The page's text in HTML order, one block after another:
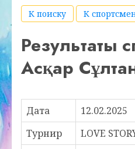
К поиску К
Результаты
Асқар
Дата
12.02.2025
Турнир
LOVE